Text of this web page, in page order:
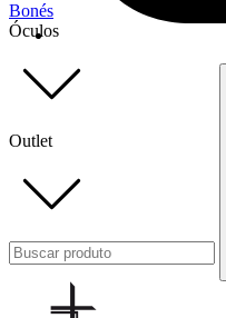
Bonés
Óculos
Outlet